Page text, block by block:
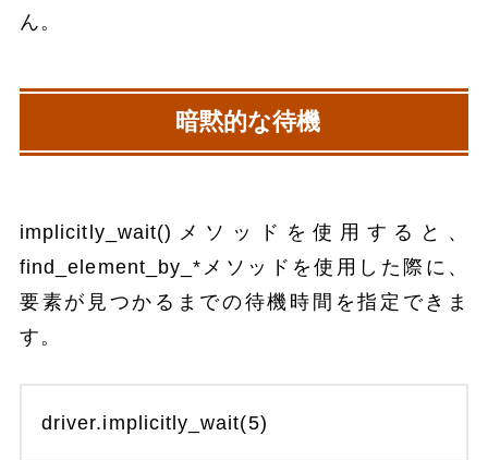
ん。
暗黙的な待機
implicitly_wait()メソッドを使用すると、
find_element_by_*メソッドを使用した際に、
要素が見つかるまでの待機時間を指定できま
す。
driver.implicitly_wait(5)